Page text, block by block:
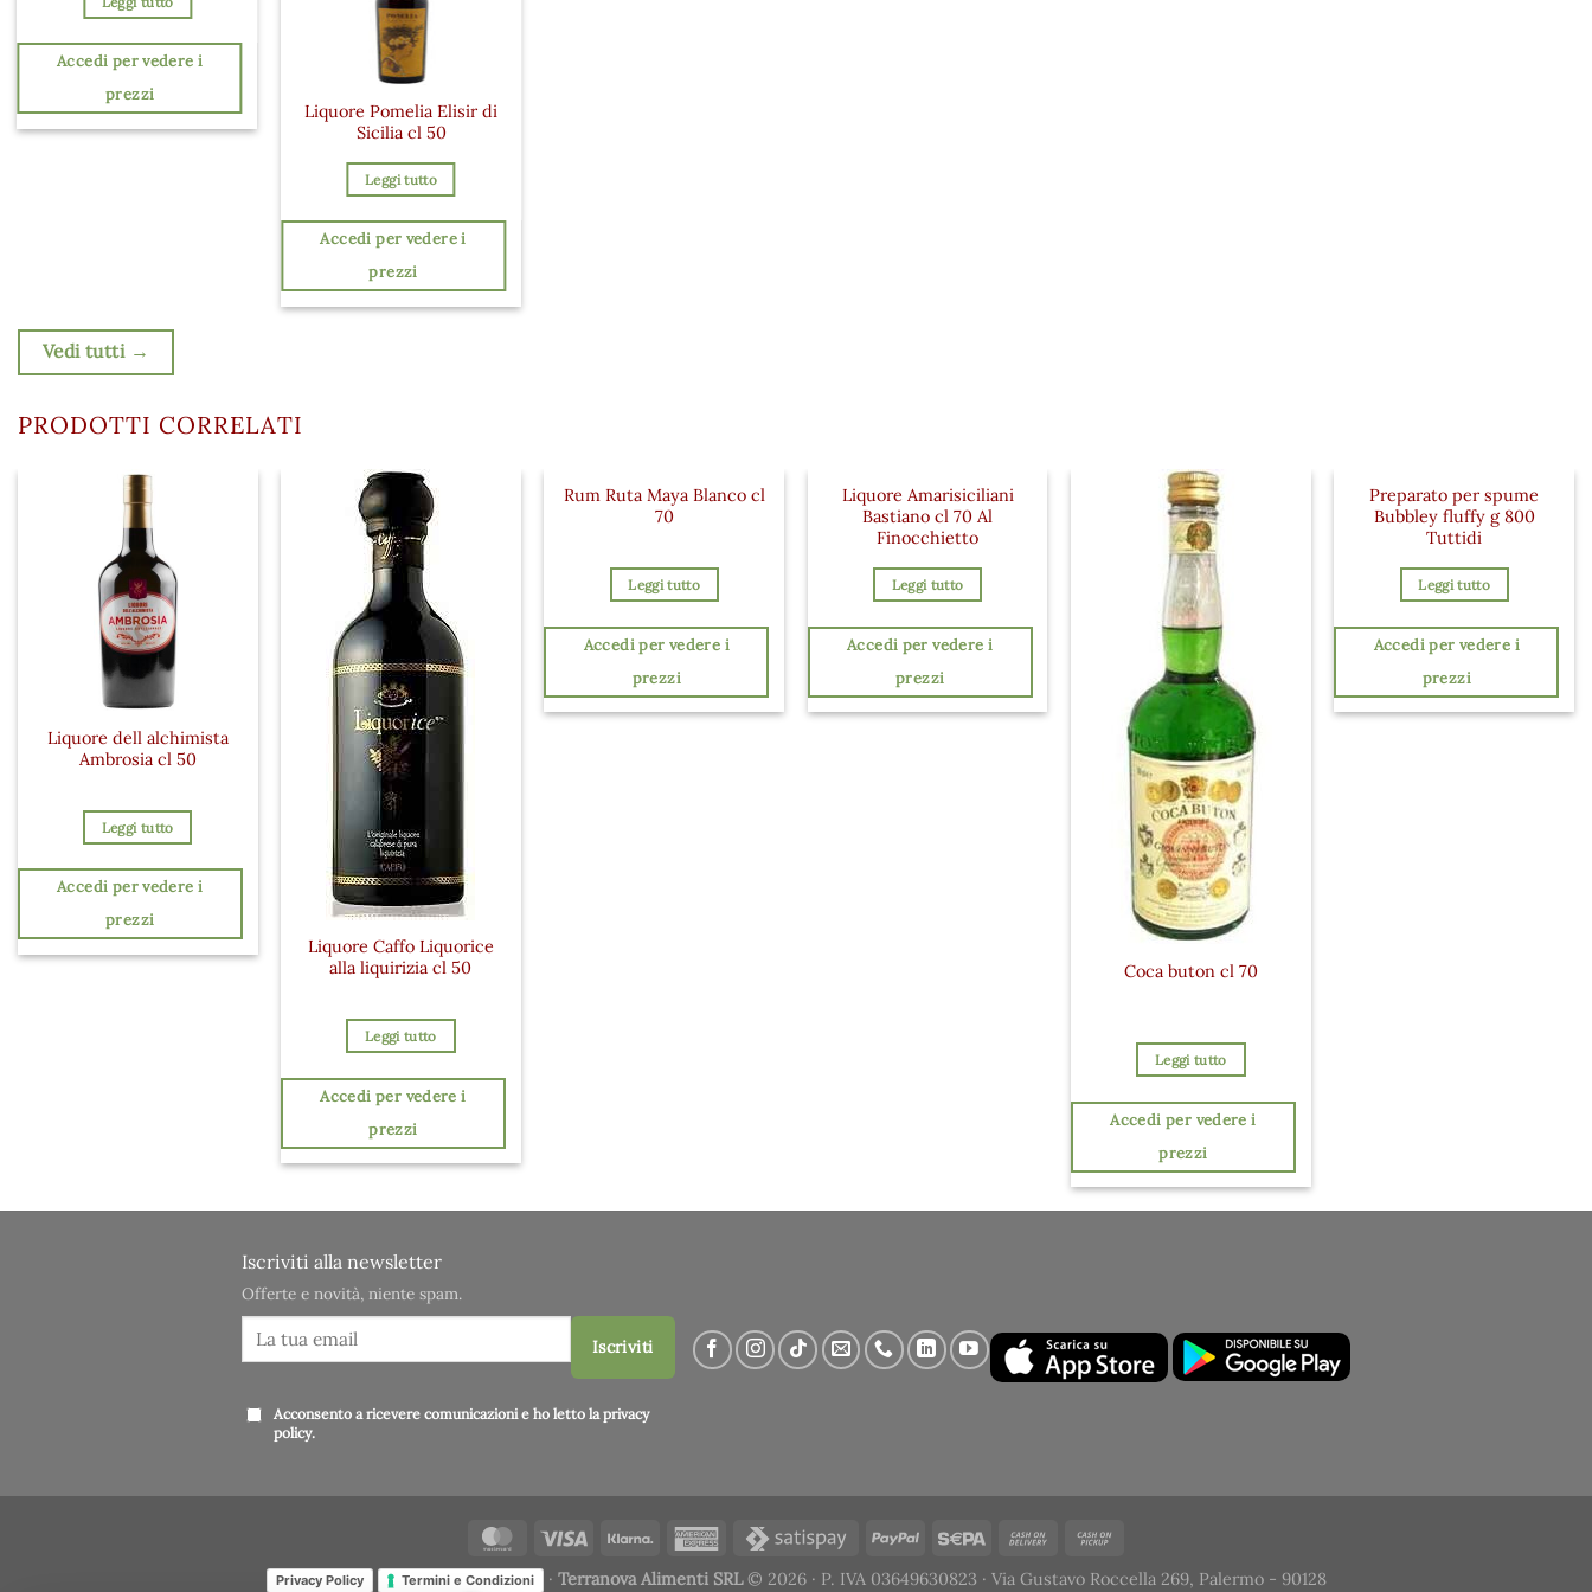
Accedi per vedere i
prezzi
Liquore Pomelia Elisir di
Sicilia cl 50
Leggi tutto
Accedi per vedere i
prezzi
Vedi tutti →
PRODOTTI CORRELATI
Liquore dell alchimista
Ambrosia cl 50
Leggi tutto
Accedi per vedere i
prezzi
Liquore Caffo Liquorice
alla liquirizia cl 50
Leggi tutto
Accedi per vedere i
prezzi
Rum Ruta Maya Blanco cl
70
Leggi tutto
Accedi per vedere i
prezzi
Liquore Amarisiciliani
Bastiano cl 70 Al
Finocchietto
Leggi tutto
Accedi per vedere i
prezzi
Coca buton cl 70
Leggi tutto
Accedi per vedere i
prezzi
Preparato per spume
Bubbley fluffy g 800
Tuttidi
Leggi tutto
Accedi per vedere i
prezzi
Iscriviti alla newsletter
Offerte e novità, niente spam.
Iscriviti
Acconsento a ricevere comunicazioni e ho letto la privacy
policy.
Privacy Policy Termini e Condizioni · Terranova Alimenti SRL© 2026 · P. IVA 03649630823 · Via Gustavo Roccella 269, Palermo - 90128